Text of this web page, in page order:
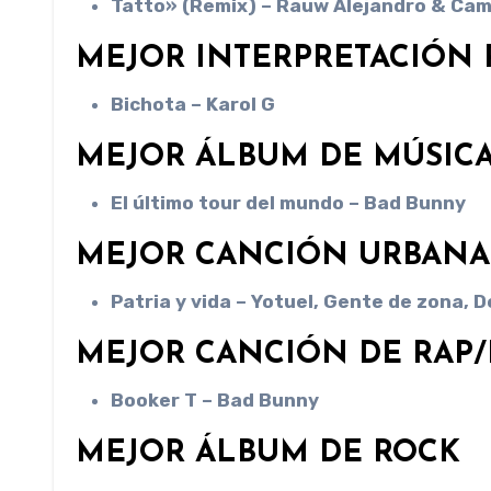
Tatto» (Remix) – Rauw Alejandro &
MEJOR INTERPRETACIÓN
Bichota – Karol G
MEJOR ÁLBUM DE
El último tour del mundo – Bad Bunny
MEJOR CANCIÓN URBANA
Patria y vida – Yotuel, Gente de zona,
MEJOR CANCIÓN DE
Booker T – Bad Bunny
MEJOR ÁLBUM DE ROCK